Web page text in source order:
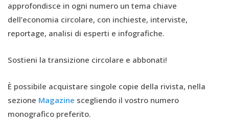
approfondisce in ogni numero un tema chiave
dell’economia circolare, con inchieste, interviste,
reportage, analisi di esperti e infografiche.
Sostieni la transizione circolare e abbonati!
È possibile acquistare singole copie della rivista, nella
sezione Magazine scegliendo il vostro numero
monografico preferito.